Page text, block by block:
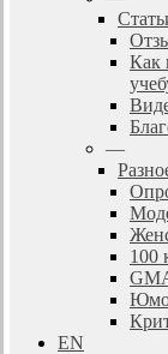
Как
—
100
EN